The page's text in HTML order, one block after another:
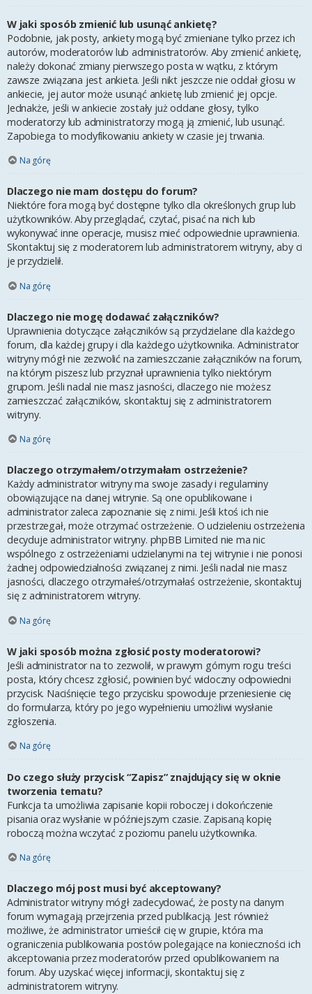
W jaki sposób zmienić lub usunąć ankietę?
Podobnie, jak posty, ankiety mogą być zmieniane tylko przez ich
autorów, moderatorów lub administratorów. Aby zmienić ankietę,
należy dokonać zmiany pierwszego posta w wątku, z którym
zawsze związana jest ankieta. Jeśli nikt jeszcze nie oddał głosu w
ankiecie, jej autor może usunąć ankietę lub zmienić jej opcje.
Jednakże, jeśli w ankiecie zostały już oddane głosy, tylko
moderatorzy lub administratorzy mogą ją zmienić, lub usunąć.
Zapobiega to modyfikowaniu ankiety w czasie jej trwania.
Na górę
Dlaczego nie mam dostępu do forum?
Niektóre fora mogą być dostępne tylko dla określonych grup lub
użytkowników. Aby przeglądać, czytać, pisać na nich lub
wykonywać inne operacje, musisz mieć odpowiednie uprawnienia.
Skontaktuj się z moderatorem lub administratorem witryny, aby ci
je przydzielił.
Na górę
Dlaczego nie mogę dodawać załączników?
Uprawnienia dotyczące załączników są przydzielane dla każdego
forum, dla każdej grupy i dla każdego użytkownika. Administrator
witryny mógł nie zezwolić na zamieszczanie załączników na forum,
na którym piszesz lub przyznał uprawnienia tylko niektórym
grupom. Jeśli nadal nie masz jasności, dlaczego nie możesz
zamieszczać załączników, skontaktuj się z administratorem
witryny.
Na górę
Dlaczego otrzymałem/otrzymałam ostrzeżenie?
Każdy administrator witryny ma swoje zasady i regulaminy
obowiązujące na danej witrynie. Są one opublikowane i
administrator zaleca zapoznanie się z nimi. Jeśli ktoś ich nie
przestrzegał, może otrzymać ostrzeżenie. O udzieleniu ostrzeżenia
decyduje administrator witryny. phpBB Limited nie ma nic
wspólnego z ostrzeżeniami udzielanymi na tej witrynie i nie ponosi
żadnej odpowiedzialności związanej z nimi. Jeśli nadal nie masz
jasności, dlaczego otrzymałeś/otrzymałaś ostrzeżenie, skontaktuj
się z administratorem witryny.
Na górę
W jaki sposób można zgłosić posty moderatorowi?
Jeśli administrator na to zezwolił, w prawym górnym rogu treści
posta, który chcesz zgłosić, powinien być widoczny odpowiedni
przycisk. Naciśnięcie tego przycisku spowoduje przeniesienie cię
do formularza, który po jego wypełnieniu umożliwi wysłanie
zgłoszenia.
Na górę
Do czego służy przycisk “Zapisz” znajdujący się w oknie
tworzenia tematu?
Funkcja ta umożliwia zapisanie kopii roboczej i dokończenie
pisania oraz wysłanie w późniejszym czasie. Zapisaną kopię
roboczą można wczytać z poziomu panelu użytkownika.
Na górę
Dlaczego mój post musi być akceptowany?
Administrator witryny mógł zadecydować, że posty na danym
forum wymagają przejrzenia przed publikacją. Jest również
możliwe, że administrator umieścił cię w grupie, która ma
ograniczenia publikowania postów polegające na konieczności ich
akceptowania przez moderatorów przed opublikowaniem na
forum. Aby uzyskać więcej informacji, skontaktuj się z
administratorem witryny.